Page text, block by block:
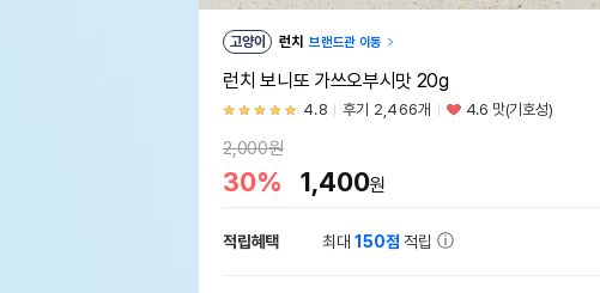
고양이 런치 브랜드관 이동
런치 보니또 가쓰오부시맛 20g
4.8 후기 2,466개 4.6 맛(기호성)
2,000원
30% 1,400원
적립혜택 최대150점 적립